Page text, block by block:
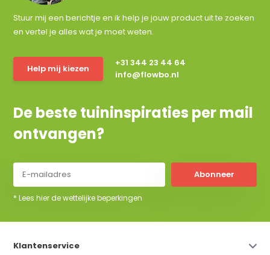
Stuur mij een berichtje en ik help je jouw product uit te zoeken
en vertel je alles wat je moet weten.
Help mij kiezen
+31 344 23 44 64
info@flowbo.nl
De beste tuininspiraties per mail
ontvangen?
Abonneer
* Lees hier de wettelijke beperkingen
Klantenservice